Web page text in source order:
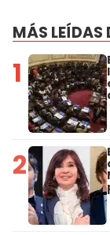
MÁS LEÍDAS
1
2